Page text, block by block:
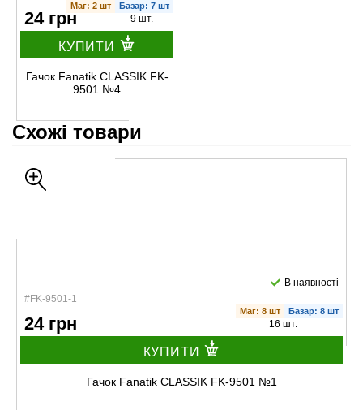
Маг: 2 шт Базар: 7 шт
24 грн 9 шт.
КУПИТИ
Гачок Fanatik CLASSIK FK-
9501 №4
Схожі товари
#FK-9501-1
В наявності
Маг: 8 шт Базар: 8 шт
24 грн 16 шт.
КУПИТИ
Гачок Fanatik CLASSIK FK-9501 №1